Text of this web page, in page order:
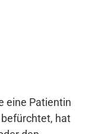
eine Patientin
hat